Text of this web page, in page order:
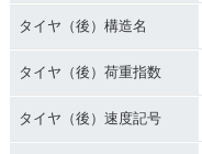
タイヤ（後）構造名
タイヤ（後）荷重指数
タイヤ（後）速度記号